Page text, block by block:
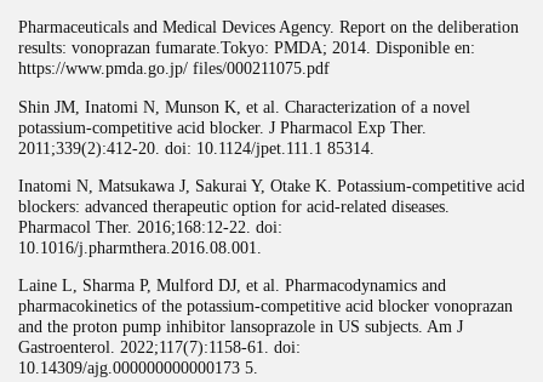
Pharmaceuticals and Medical Devices Agency. Report on the deliberation
results: vonoprazan fumarate.Tokyo: PMDA; 2014. Disponible en:
https://www.pmda.go.jp/ files/000211075.pdf
Shin JM, Inatomi N, Munson K, et al. Characterization of a novel
potassium-competitive acid blocker. J Pharmacol Exp Ther.
2011;339(2):412-20. doi: 10.1124/jpet.111.1 85314.
Inatomi N, Matsukawa J, Sakurai Y, Otake K. Potassium-competitive acid
blockers: advanced therapeutic option for acid-related diseases.
Pharmacol Ther. 2016;168:12-22. doi:
10.1016/j.pharmthera.2016.08.001.
Laine L, Sharma P, Mulford DJ, et al. Pharmacodynamics and
pharmacokinetics of the potassium-competitive acid blocker vonoprazan
and the proton pump inhibitor lansoprazole in US subjects. Am J
Gastroenterol. 2022;117(7):1158-61. doi:
10.14309/ajg.000000000000173 5.